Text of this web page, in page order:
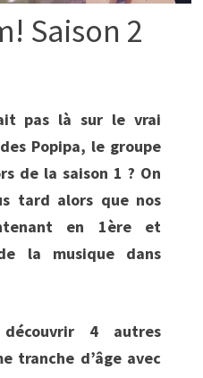
Saison 2
pas là sur le vrai
Popipa, le groupe
de la saison 1 ? On
tard alors que nos
en 1ère et
la musique dans
4 autres
tranche d’âge avec